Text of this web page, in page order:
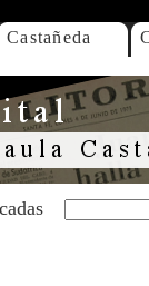
Castañeda